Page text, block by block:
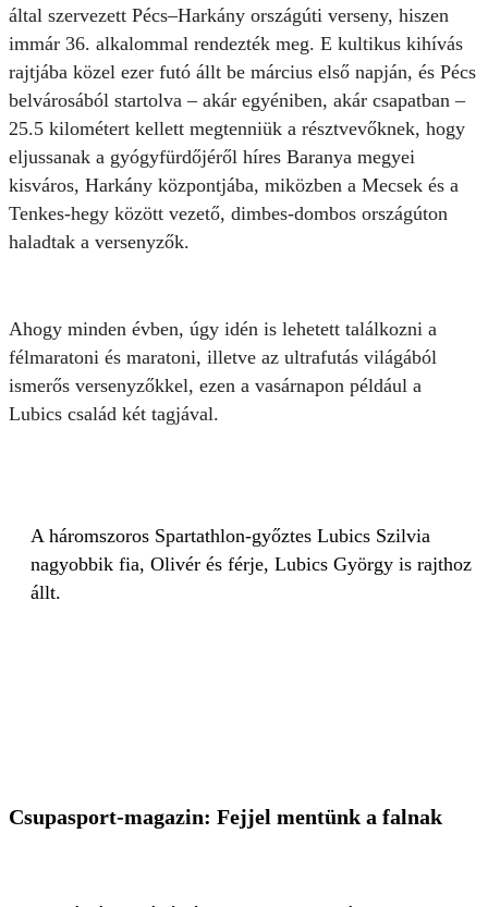
által szervezett Pécs–Harkány országúti verseny, hiszen
immár 36. alkalommal rendezték meg. E kultikus kihívás
rajtjába közel ezer futó állt be március első napján, és Pécs
belvárosából startolva – akár egyéniben, akár csapatban –
25.5 kilométert kellett megtenniük a résztvevőknek, hogy
eljussanak a gyógyfürdőjéről híres Baranya megyei
kisváros, Harkány központjába, miközben a Mecsek és a
Tenkes-hegy között vezető, dimbes-dombos országúton
haladtak a versenyzők.
Ahogy minden évben, úgy idén is lehetett találkozni a
félmaratoni és maratoni, illetve az ultrafutás világából
ismerős versenyzőkkel, ezen a vasárnapon például a
Lubics család két tagjával.
A háromszoros Spartathlon-győztes Lubics Szilvia
nagyobbik fia, Olivér és férje, Lubics György is rajthoz
állt.
Csupasport-magazin: Fejjel mentünk a falnak